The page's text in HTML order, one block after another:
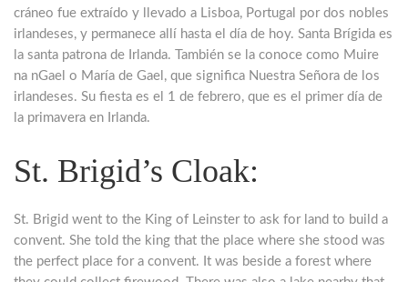
cráneo fue extraído y llevado a Lisboa, Portugal por dos nobles
irlandeses, y permanece allí hasta el día de hoy. Santa Brígida es
la santa patrona de Irlanda. También se la conoce como Muire
na nGael o María de Gael, que significa Nuestra Señora de los
irlandeses. Su fiesta es el 1 de febrero, que es el primer día de
la primavera en Irlanda.
St. Brigid’s Cloak:
St. Brigid went to the King of Leinster to ask for land to build a
convent. She told the king that the place where she stood was
the perfect place for a convent. It was beside a forest where